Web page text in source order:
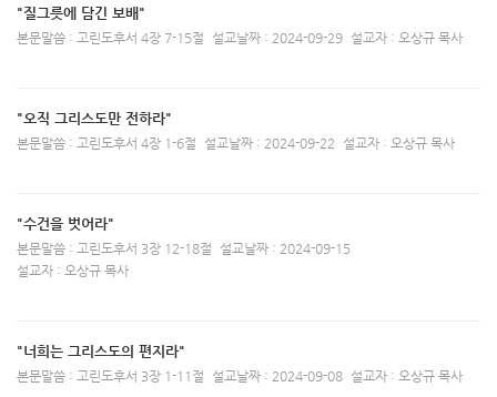
"질그릇에 담긴 보배"
본문말씀 : 고린도후서 4장 7-15절 설교날짜 : 2024-09-29 설교자 : 오상규 목사
"오직 그리스도만 전하라"
본문말씀 : 고린도후서 4장 1-6절 설교날짜 : 2024-09-22 설교자 : 오상규 목사
"수건을 벗어라"
본문말씀 : 고린도후서 3장 12-18절
설교날짜 : 2024-09-15
설교자 : 오상규 목사
"너희는 그리스도의 편지라"
본문말씀 : 고린도후서 3장 1-11절 설교날짜 : 2024-09-08 설교자 : 오상규 목사